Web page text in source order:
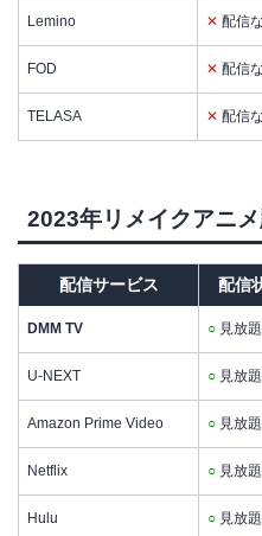
Lemino ✕ 配信
FOD ✕ 配信
TELASA ✕ 配信
2023年リメイクアニ
配信サービス 配信
DMM TV ○ 見放題
U-NEXT ○ 見放題
Amazon Prime Video ○ 見放題
Netflix ○ 見放題
Hulu ○ 見放題